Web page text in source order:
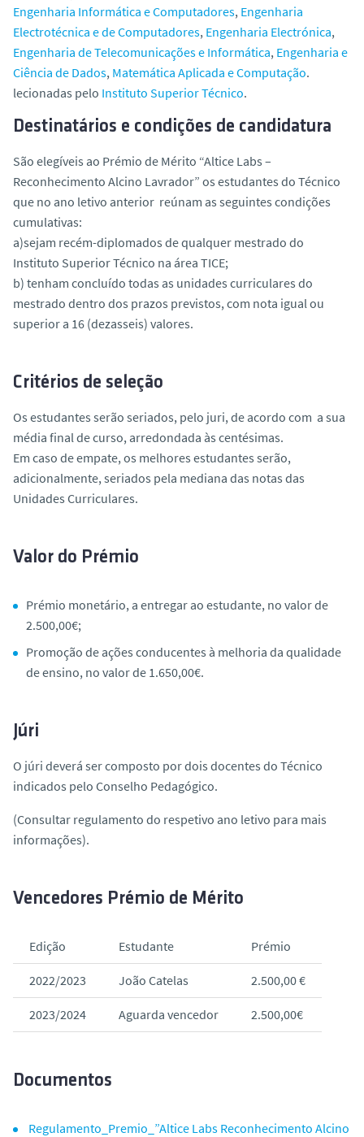
Engenharia Informática e Computadores, Engenharia
Electrotécnica e de Computadores, Engenharia Electrónica,
Engenharia de Telecomunicações e Informática, Engenharia e
Ciência de Dados, Matemática Aplicada e Computação.
lecionadas pelo Instituto Superior Técnico.
Destinatários e condições de candidatura
São elegíveis ao Prémio de Mérito “Altice Labs –
Reconhecimento Alcino Lavrador” os estudantes do Técnico
que no ano letivo anterior reúnam as seguintes condições
cumulativas:
a)sejam recém-diplomados de qualquer mestrado do
Instituto Superior Técnico na área TICE;
b) tenham concluído todas as unidades curriculares do
mestrado dentro dos prazos previstos, com nota igual ou
superior a 16 (dezasseis) valores.
Critérios de seleção
Os estudantes serão seriados, pelo juri, de acordo com a sua
média final de curso, arredondada às centésimas.
Em caso de empate, os melhores estudantes serão,
adicionalmente, seriados pela mediana das notas das
Unidades Curriculares.
Valor do Prémio
Prémio monetário, a entregar ao estudante, no valor de
2.500,00€;
Promoção de ações conducentes à melhoria da qualidade
de ensino, no valor de 1.650,00€.
Júri
O júri deverá ser composto por dois docentes do Técnico
indicados pelo Conselho Pedagógico.
(Consultar regulamento do respetivo ano letivo para mais
informações).
Vencedores Prémio de Mérito
Edição Estudante Prémio
2022/2023 João Catelas 2.500,00 €
2023/2024 Aguarda vencedor 2.500,00€
Documentos
Regulamento_Premio_”Altice Labs Reconhecimento Alcino